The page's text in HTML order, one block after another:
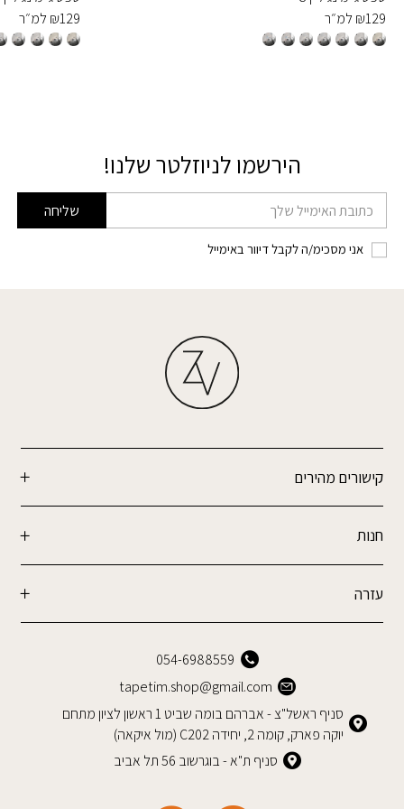
₪129 למ״ר
₪129 למ״ר
הירשמו לניוזלטר שלנו!
דוא׳׳ל שליחה
אני מסכימ/ה לקבל דיוור באימייל
קישורים מהירים
חנות
עזרה
054-6988559
tapetim.shop@gmail.com
סניף ראשל"צ - אברהם בומה שביט 1 ראשון לציון מתחם
יוקה פארק, קומה 2, יחידה C202 (מול איקאה)
סניף ת"א - בוגרשוב 56 תל אביב